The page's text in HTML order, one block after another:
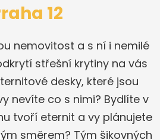
12
nemovitost a s ní i nemilé
střešní krytiny na vás
desky, které jsou
nevíte co s nimi? Bydlíte v
tvoří eternit a vy plánujete
směrem? Tým šikovných